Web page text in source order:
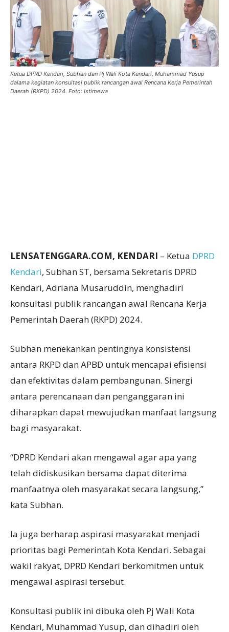
Ketua DPRD Kendari, Subhan dan Pj Wali Kota Kendari, Muhammad Yusup
dalama kegiatan konsultasi publik rancangan awal Rencana Kerja Pemerintah
Daerah (RKPD) 2024. Foto: Istimewa
LENSATENGGARA.COM, KENDARI – Ketua DPRD
Kendari, Subhan ST, bersama Sekretaris DPRD
Kendari, Adriana Musaruddin, menghadiri
konsultasi publik rancangan awal Rencana Kerja
Pemerintah Daerah (RKPD) 2024.
Subhan menekankan pentingnya konsistensi
antara RKPD dan APBD untuk mencapai efisiensi
dan efektivitas dalam pembangunan. Sinergi
antara perencanaan dan penganggaran ini
diharapkan dapat mewujudkan manfaat langsung
bagi masyarakat.
“DPRD Kendari akan mengawal agar apa yang
telah didiskusikan bersama dapat diterima
manfaatnya oleh masyarakat secara langsung,”
kata Subhan.
Ia juga berharap aspirasi masyarakat menjadi
prioritas bagi Pemerintah Kota Kendari. Sebagai
wakil rakyat, DPRD Kendari berkomitmen untuk
mengawal aspirasi tersebut.
Konsultasi publik ini dibuka oleh Pj Wali Kota
Kendari, Muhammad Yusup, dan dihadiri oleh